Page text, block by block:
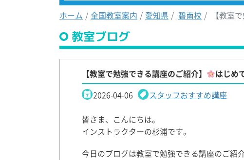
ホーム 全国教室案内 愛知県 碧南校 【教室
教室ブログ
【教室で勉強できる講座のご紹介】
はじめ
2026-04-06
スタッフおすすめ講座
皆さま、こんにちは。
インストラクターの杉浦です。
今日のブログは教室で勉強できる講座のご紹